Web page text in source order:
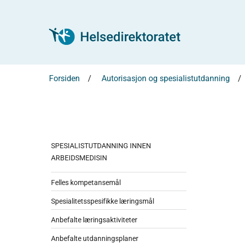
Forsiden Autorisasjon og spesialistutdanning
SPESIALISTUTDANNING INNEN
ARBEIDSMEDISIN
Felles kompetansemål
Spesialitetsspesifikke læringsmål
Anbefalte læringsaktiviteter
Anbefalte utdanningsplaner